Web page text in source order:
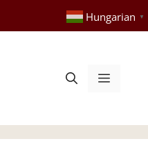
Hungarian ▼
Menü